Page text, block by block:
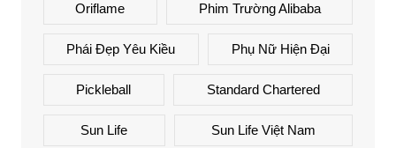
Oriflame Phim Trường Alibaba
Phái Đẹp Yêu Kiều Phụ Nữ Hiện Đại
Pickleball Standard Chartered
Sun Life Sun Life Việt Nam